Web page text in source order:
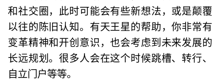
和社交圈，此时可能会有些新想法，或是颠覆
以往的陈旧认知。有天王星的帮助，你非常有
变革精神和开创意识，也会考虑到未来发展的
长远规划。很多人会在这个时候跳槽、转行、
自立门户等等。